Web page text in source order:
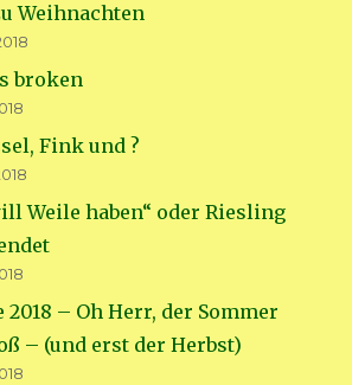
Weihnachten
broken
Fink und ?
Weile haben“ oder Riesling
2018 – Oh Herr, der Sommer
– (und erst der Herbst)